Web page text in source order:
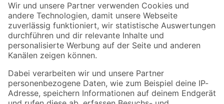
Der toom Newsletter: Keine Angebote und Aktionen mehr verpassen!
Zur Newsletter Anmeldung
Folge uns
Zahlungsarten Versandarten